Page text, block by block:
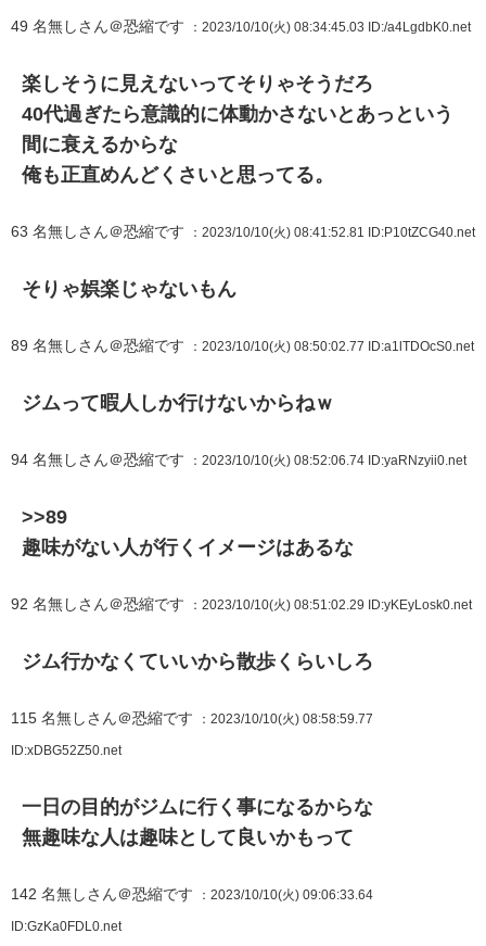
49 名無しさん＠恐縮です ：2023/10/10(火) 08:34:45.03 ID:/a4LgdbK0.net
楽しそうに見えないってそりゃそうだろ
40代過ぎたら意識的に体動かさないとあっという
間に衰えるからな
俺も正直めんどくさいと思ってる。
63 名無しさん＠恐縮です ：2023/10/10(火) 08:41:52.81 ID:P10tZCG40.net
そりゃ娯楽じゃないもん
89 名無しさん＠恐縮です ：2023/10/10(火) 08:50:02.77 ID:a1lTDOcS0.net
ジムって暇人しか行けないからねｗ
94 名無しさん＠恐縮です ：2023/10/10(火) 08:52:06.74 ID:yaRNzyii0.net
>>89
趣味がない人が行くイメージはあるな
92 名無しさん＠恐縮です ：2023/10/10(火) 08:51:02.29 ID:yKEyLosk0.net
ジム行かなくていいから散歩くらいしろ
115 名無しさん＠恐縮です ：2023/10/10(火) 08:58:59.77
ID:xDBG52Z50.net
一日の目的がジムに行く事になるからな
無趣味な人は趣味として良いかもって
142 名無しさん＠恐縮です ：2023/10/10(火) 09:06:33.64
ID:GzKa0FDL0.net